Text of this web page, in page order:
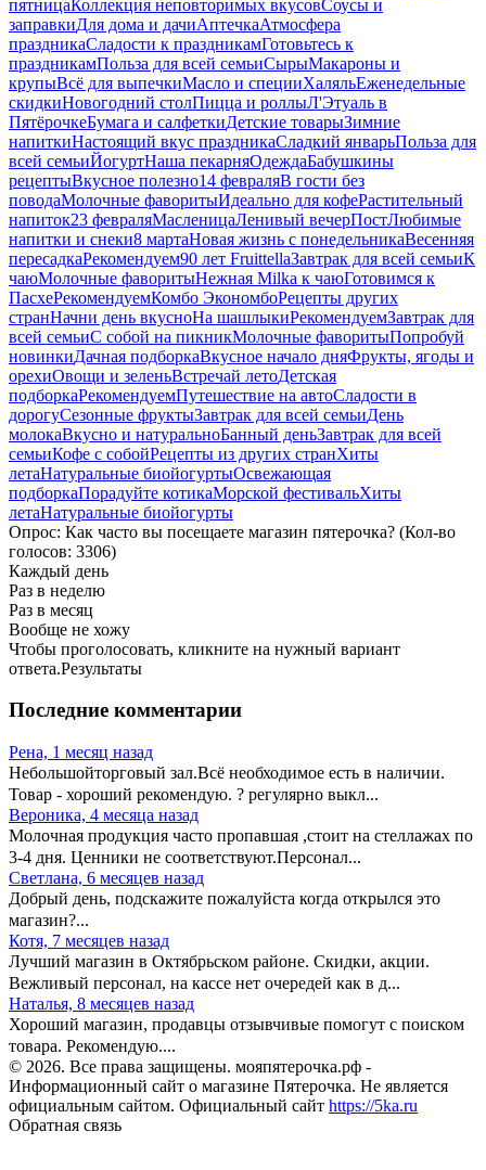
пятницаКоллекция неповторимых вкусовСоусы и
заправкиДля дома и дачиАптечкаАтмосфера
праздникаСладости к праздникамГотовьтесь к
праздникамПольза для всей семьиСырыМакароны и
крупыВсё для выпечкиМасло и специиХаляльЕженедельные
скидкиНовогодний столПицца и роллыЛ'Этуаль в
ПятёрочкеБумага и салфеткиДетские товарыЗимние
напиткиНастоящий вкус праздникаСладкий январьПольза для
всей семьиЙогуртНаша пекарняОдеждаБабушкины
рецептыВкусное полезно14 февраляВ гости без
поводаМолочные фаворитыИдеально для кофеРастительный
напиток23 февраляМасленицаЛенивый вечерПостЛюбимые
напитки и снеки8 мартаНовая жизнь с понедельникаВесенняя
пересадкаРекомендуем90 лет FruittellaЗавтрак для всей семьиК
чаюМолочные фаворитыНежная Milka к чаюГотовимся к
ПасхеРекомендуемКомбо ЭкономбоРецепты других
странНачни день вкусноНа шашлыкиРекомендуемЗавтрак для
всей семьиС собой на пикникМолочные фаворитыПопробуй
новинкиДачная подборкаВкусное начало дняФрукты, ягоды и
орехиОвощи и зеленьВстречай летоДетская
подборкаРекомендуемПутешествие на автоСладости в
дорогуСезонные фруктыЗавтрак для всей семьиДень
молокаВкусно и натуральноБанный деньЗавтрак для всей
семьиКофе с собойРецепты из других странХиты
летаНатуральные биойогуртыОсвежающая
подборкаПорадуйте котикаМорской фестивальХиты
летаНатуральные биойогурты
Опрос: Как часто вы посещаете магазин пятерочка? (Кол-во
голосов: 3306)
Каждый день
Раз в неделю
Раз в месяц
Вообще не хожу
Чтобы проголосовать, кликните на нужный вариант
ответа.Результаты
Последние комментарии
Рена, 1 месяц назад
Небольшойторговый зал.Всё необходимое есть в наличии.
Товар - хороший рекомендую. ? регулярно выкл...
Вероника, 4 месяца назад
Молочная продукция часто пропавшая ,стоит на стеллажах по
3-4 дня. Ценники не соответствуют.Персонал...
Светлана, 6 месяцев назад
Добрый день, подскажите пожалуйста когда открылся это
магазин?...
Котя, 7 месяцев назад
Лучший магазин в Октябрьском районе. Скидки, акции.
Вежливый персонал, на кассе нет очередей как в д...
Наталья, 8 месяцев назад
Хороший магазин, продавцы отзывчивые помогут с поиском
товара. Рекомендую....
© 2026. Все права защищены. мояпятерочка.рф -
Информационный сайт о магазине Пятерочка. Не является
официальным сайтом. Официальный сайт https://5ka.ru
Обратная связь